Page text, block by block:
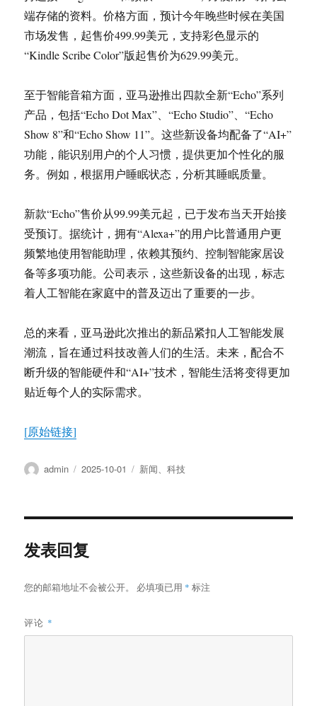
端存储的资料。价格方面，预计今年晚些时候在美国
市场发售，起售价499.99美元，支持彩色显示的
“Kindle Scribe Color”版起售价为629.99美元。
至于智能音箱方面，亚马逊推出四款全新“Echo”系列
产品，包括“Echo Dot Max”、“Echo Studio”、“Echo
Show 8”和“Echo Show 11”。这些新设备均配备了“AI+”
功能，能识别用户的个人习惯，提供更加个性化的服
务。例如，根据用户睡眠状态，分析其睡眠质量。
新款“Echo”售价从99.99美元起，已于发布当天开始接
受预订。据统计，拥有“Alexa+”的用户比普通用户更
频繁地使用智能助理，依赖其预约、控制智能家居设
备等多项功能。公司表示，这些新设备的出现，标志
着人工智能在家庭中的普及迈出了重要的一步。
总的来看，亚马逊此次推出的新品紧扣人工智能发展
潮流，旨在通过科技改善人们的生活。未来，配合不
断升级的智能硬件和“AI+”技术，智能生活将变得更加
贴近每个人的实际需求。
[原始链接]
作
admin
发
2025-10-01
分
新闻、科技
发表回复
您的邮箱地址不会被公开。 必填项已用 * 标注
评论 *